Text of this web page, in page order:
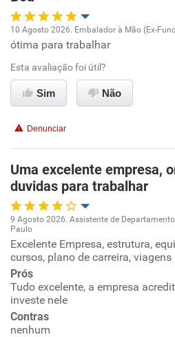
Recomenda esta empresa
Recomenda a diretoria
Oportunidade de promoção
Ambiente de trabalho
Benefícios
Recomenda esta empresa
Recomenda a diretoria
10 Agosto 2026. Embalador à Mão (Ex-
ótima para trabalhar
Esta avaliação foi útil?
Sim Não
Denunciar
Uma excelente empresa,
duvidas para trabalhar
Oportunidade de promoção
Ambiente de trabalho
Conciliação com a vida familiar
9 Agosto 2026. Assistente de
Paulo
Excelente Empresa, estrutura,
cursos, plano de carreira,
Prós
Tudo excelente, a empresa
investe nele
Contras
nenhum